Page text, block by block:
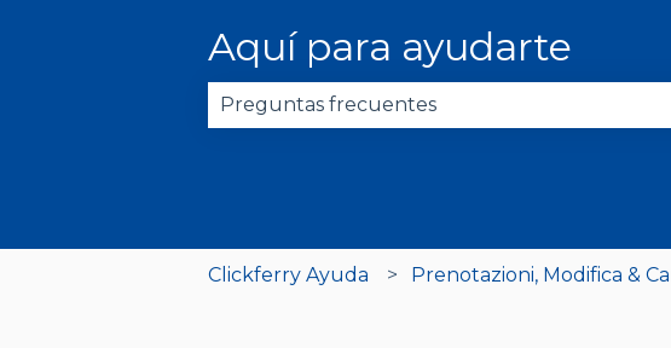
Aquí para ayudarte
Clickferry Ayuda Prenotazioni, Modifica &